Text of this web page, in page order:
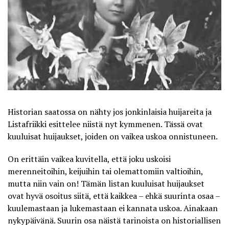
Historian saatossa on nähty jos jonkinlaisia huijareita ja
Listafriikki esittelee niistä nyt kymmenen. Tässä ovat
kuuluisat huijaukset, joiden on vaikea uskoa onnistuneen.
On erittäin vaikea kuvitella, että joku uskoisi
merenneitoihin, keijuihin tai olemattomiin valtioihin,
mutta niin vain on! Tämän listan kuuluisat huijaukset
ovat hyvä osoitus siitä, että kaikkea – ehkä suurinta osaa –
kuulemastaan ja lukemastaan ei kannata uskoa. Ainakaan
nykypäivänä. Suurin osa näistä tarinoista on historiallisen